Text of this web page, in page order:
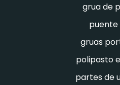
grua de
puente
gruas
polipasto
partes de